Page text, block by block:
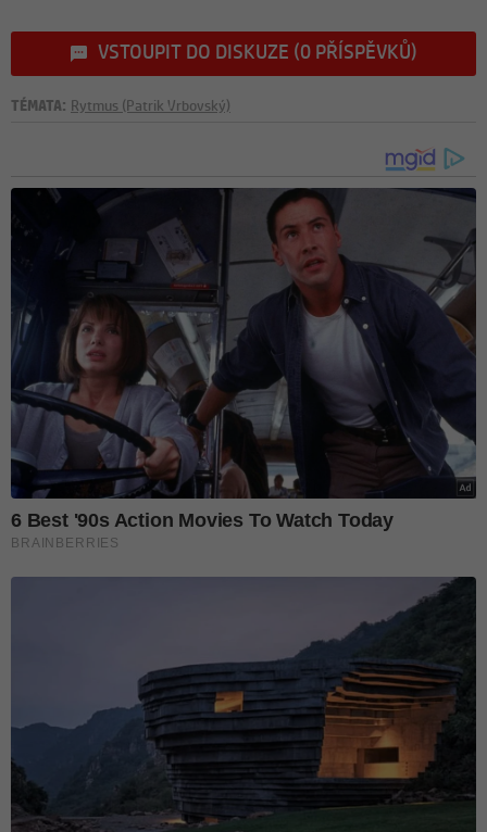
VSTOUPIT DO DISKUZE (0 PŘÍSPĚVKŮ)
TÉMATA: Rytmus (Patrik Vrbovský)